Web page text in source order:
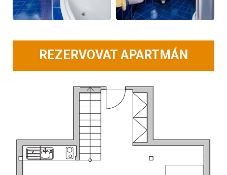
REZERVOVAT APARTMÁN